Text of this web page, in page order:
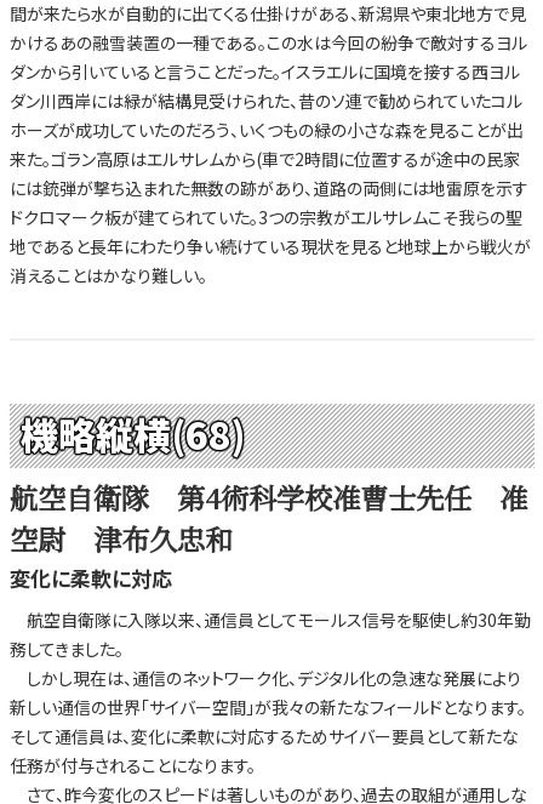
間が来たら水が自動的に出てくる仕掛けがある、新潟県や東北地方で見
かけるあの融雪装置の一種である。この水は今回の紛争で敵対するヨル
ダンから引いていると言うことだった。イスラエルに国境を接する西ヨル
ダン川西岸には緑が結構見受けられた、昔のソ連で勧められていたコル
ホーズが成功していたのだろう、いくつもの緑の小さな森を見ることが出
来た。ゴラン高原はエルサレムから(車で2時間に位置するが途中の民家
には銃弾が撃ち込まれた無数の跡があり、道路の両側には地雷原を示す
ドクロマーク板が建てられていた。3つの宗教がエルサレムこそ我らの聖
地であると長年にわたり争い続けている現状を見ると地球上から戦火が
消えることはかなり難しい。
機略縦横(68)
航空自衛隊 第4術科学校准曹士先任 准
空尉 津布久忠和
変化に柔軟に対応
航空自衛隊に入隊以来、通信員としてモールス信号を駆使し約30年勤
務してきました。
しかし現在は、通信のネットワーク化、デジタル化の急速な発展により
新しい通信の世界「サイバー空間」が我々の新たなフィールドとなります。
そして通信員は、変化に柔軟に対応するためサイバー要員として新たな
任務が付与されることになります。
さて、昨今変化のスピードは著しいものがあり、過去の取組が通用しな